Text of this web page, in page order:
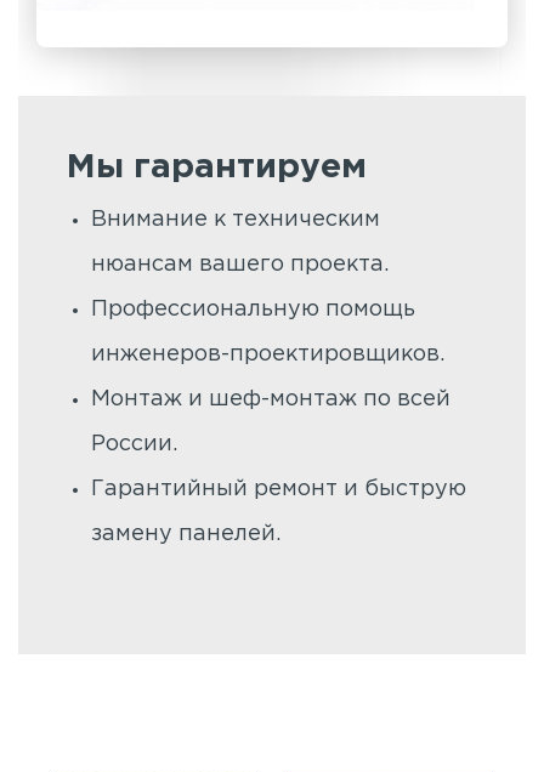
Мы гарантируем
Внимание к техническим
нюансам вашего проекта.
Профессиональную помощь
инженеров-проектировщиков.
Монтаж и шеф-монтаж по всей
России.
Гарантийный ремонт и быструю
замену панелей.